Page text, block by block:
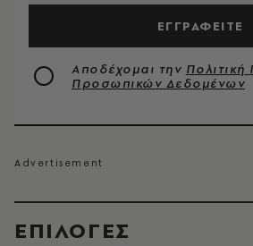
EΠΙΛΟΓΈΣ
ΕΓΓΡΑΦΕΙΤΕ
Αποδέχομαι την
Προσωπικών Δεδομένων